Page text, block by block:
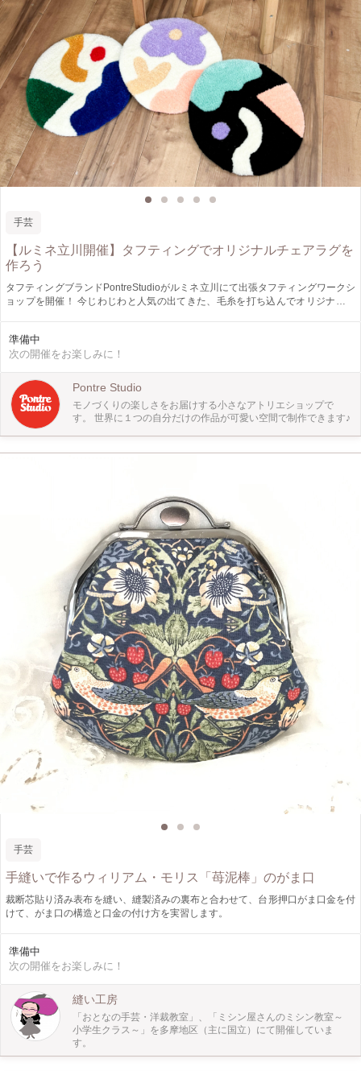
手芸
【ルミネ立川開催】タフティングでオリジナルチェアラグを
作ろう
タフティングブランドPontreStudioがルミネ立川にて出張タフティングワークシ
ョップを開催！ 今じわじわと人気の出てきた、毛糸を打ち込んでオリジナルの
の中から、お好きな組み合わせで世界にひとつだけのオリジナルラグを完成させ
ましょう◎ ＜タフティングとは＞ 布の上に数本の毛糸を束ねた状態で縫い込
ストを表現できます。 ＜ワークショップでやること＞ タフティングガンの使用
方法のレクチャーを受けた後に、ガンの練習→制作して頂きます。作成後、後処
理をこちらで行い、後日郵送（送料無料）にてお届け致します。 ＜こだわりや
ポイント＞ 現役グラフィックデザイナーが講師のため、おしゃれで使いやすい
デザインの中からお好きなものを選んでいただけます。カラーも自分好みにアレ
ンジ可能◎ ＜参加者に向けてのメッセージ＞ 初心者の方でもわかりやすいよう
＞ ルミネ立川 9階ルミネラウンジ ＜備考＞ ・1.4kgほどのタフティングガンを
使用するため、制作する際にある程度の力が必要になります。 （中学生〜保護
者同伴で参加可能） ・当教室ではアクリル100％の毛糸を使用します。 ・画像
の毛糸カラーは実際の見え方と異なる場合がございます。予めご了承ください。
・当日は女性講師、男性講師の２名でレクチャーいたします。 ・危険な道具も
ございますので、小さなお子様の同伴はご遠慮ください。
準備中
次の開催をお楽しみに！
Pontre Studio
モノづくりの楽しさをお届けする小さなアトリエショップで
す。 世界に１つの自分だけの作品が可愛い空間で制作できます♪
手芸
手縫いで作るウィリアム・モリス「苺泥棒」のがま口
裁断芯貼り済み表布を縫い、縫製済みの裏布と合わせて、台形押口がま口金を付
けて、がま口の構造と口金の付け方を実習します。
準備中
次の開催をお楽しみに！
縫い工房
「おとなの手芸・洋裁教室」、「ミシン屋さんのミシン教室～
小学生クラス～」を多摩地区（主に国立）にて開催していま
す。